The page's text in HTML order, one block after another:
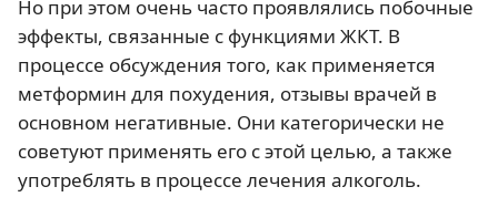
Но при этом очень часто проявлялись побочные
эффекты, связанные с функциями ЖКТ. В
процессе обсуждения того, как применяется
метформин для похудения, отзывы врачей в
основном негативные. Они категорически не
советуют применять его с этой целью, а также
употреблять в процессе лечения алкоголь.